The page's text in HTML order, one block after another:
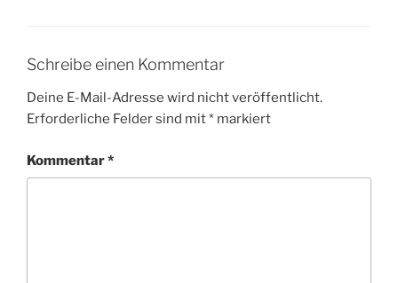
Schreibe einen Kommentar
Deine E-Mail-Adresse wird nicht veröffentlicht.
Erforderliche Felder sind mit* markiert
Kommentar*